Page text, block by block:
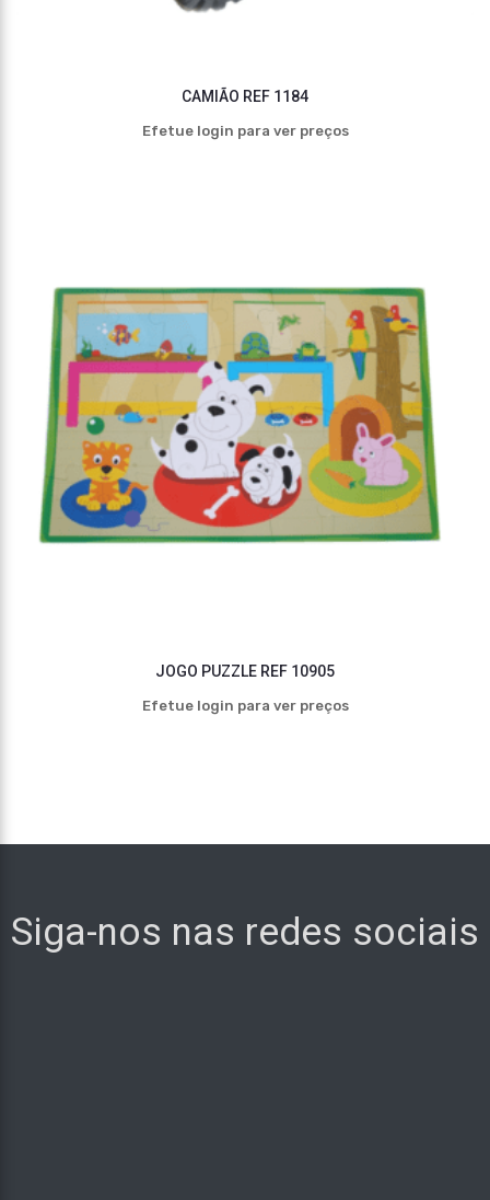
CAMIÃO REF 1184
Efetue login para ver preços
JOGO PUZZLE REF 10905
Efetue login para ver preços
Siga-nos nas redes sociais